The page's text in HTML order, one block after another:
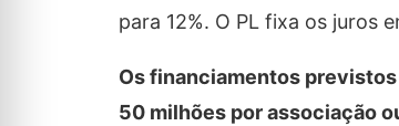
para 12%. O PL fixa os juros
Os financiamentos
50 milhões por associação